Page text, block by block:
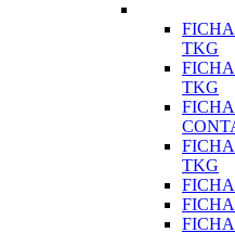
TKG
TKG
TKG